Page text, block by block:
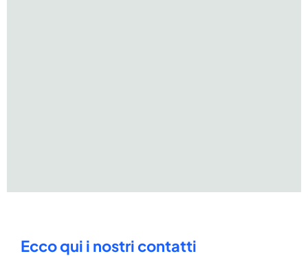
Ecco qui i nostri contatti